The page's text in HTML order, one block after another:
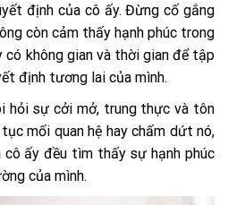
định của cô ấy. Đừng cố gắng
còn cảm thấy hạnh phúc trong
có không gian và thời gian để tập
định tương lai của mình.
hỏi sự cởi mở, trung thực và tôn
mối quan hệ hay chấm dứt nó,
cô ấy đều tìm thấy sự hạnh phúc
của mình.